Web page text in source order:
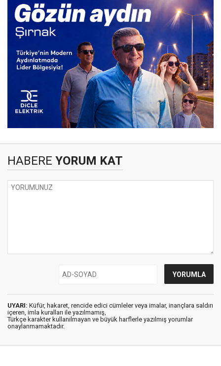
HABERE YORUM KAT
UYARI: Küfür, hakaret, rencide edici cümleler veya imalar, inançlara saldırı
içeren, imla kuralları ile yazılmamış,
Türkçe karakter kullanılmayan ve büyük harflerle yazılmış yorumlar
onaylanmamaktadır.